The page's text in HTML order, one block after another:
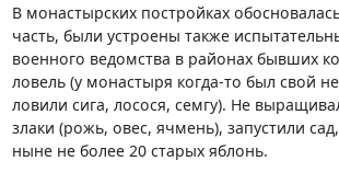
В монастырских постройках
часть, были устроены также
военного ведомства в районах бывших
ловель (у монастыря когда-то был свой
ловили сига, лосося, семгу). Не
злаки (рожь, овес, ячмень), запустили
ныне не более 20 старых яблонь.